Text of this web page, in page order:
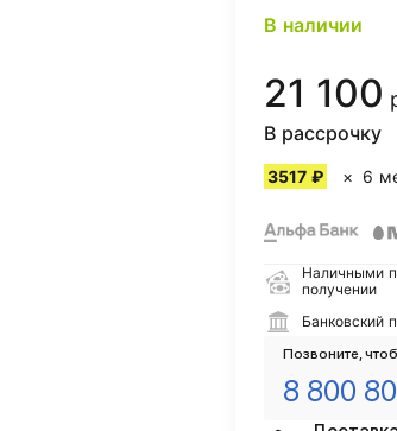
В наличии
21 100
В рассрочку
3517 ₽ 6
Наличными
получении
Банковский
Позвоните,
8 800